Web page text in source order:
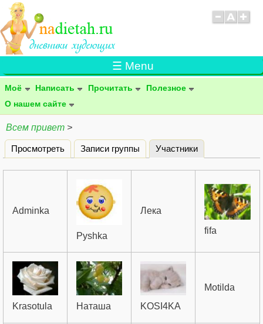
☰ Menu
Моё Написать Прочитать
Полезное
О нашем сайте
Всем привет >
Главные вкладки
Просмотреть Записи группы Участники
Adminka
Pyshka
Лека
fifa
Krasotula Наташа KOSI4KA
Motilda